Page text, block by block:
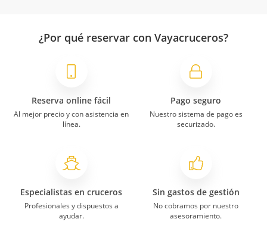
¿Por qué reservar con Vayacruceros?
Reserva online fácil
Al mejor precio y con asistencia en
línea.
Pago seguro
Nuestro sistema de pago es
securizado.
Especialistas en cruceros
Profesionales y dispuestos a
ayudar.
Sin gastos de gestión
No cobramos por nuestro
asesoramiento.